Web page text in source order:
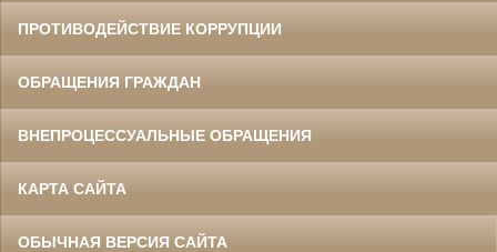
ПРОТИВОДЕЙСТВИЕ КОРРУПЦИИ
ОБРАЩЕНИЯ ГРАЖДАН
ВНЕПРОЦЕССУАЛЬНЫЕ ОБРАЩЕНИЯ
КАРТА САЙТА
ОБЫЧНАЯ ВЕРСИЯ САЙТА